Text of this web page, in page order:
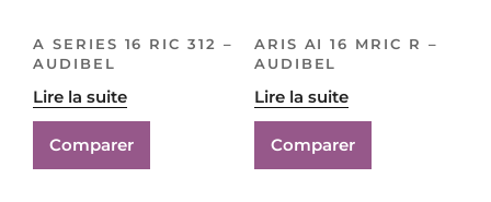
A SERIES 16 RIC 312 –
AUDIBEL
Lire la suite
Comparer
ARIS AI 16 MRIC R –
AUDIBEL
Lire la suite
Comparer